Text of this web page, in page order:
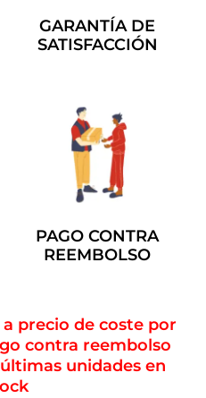
GARANTÍA DE
SATISFACCIÓN
PAGO CONTRA
REEMBOLSO
precio de coste por
contra reembolso
unidades en